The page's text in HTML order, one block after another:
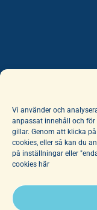
Vi använder och
anpassat innehåll och
gillar. Genom att klicka
cookies, eller så kan du
på inställningar eller
cookies här
utvalda av vår